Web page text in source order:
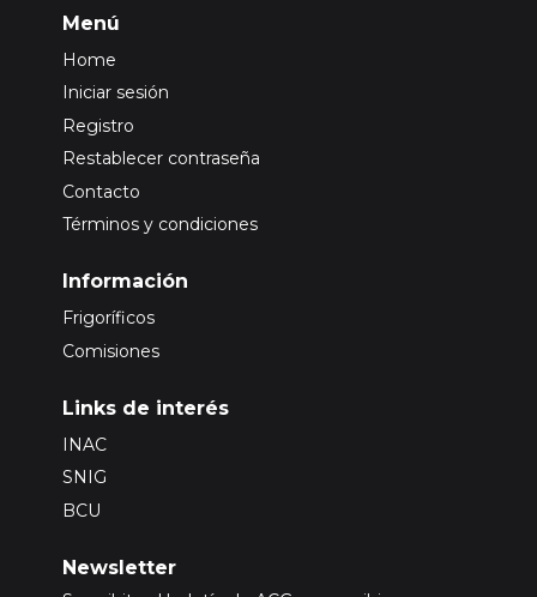
Menú
Home
Iniciar sesión
Registro
Restablecer contraseña
Contacto
Términos y condiciones
Información
Frigoríficos
Comisiones
Links de interés
INAC
SNIG
BCU
Newsletter